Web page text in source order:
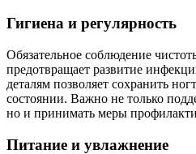
Гигиена и регулярность
Обязательное соблюдение
предотвращает развитие
деталям позволяет сохранить
состоянии. Важно не только
но и принимать меры
Питание и увлажнение